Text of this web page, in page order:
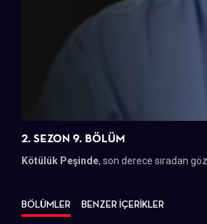
2. SEZON 9. BÖLÜM
Kötülük Peşinde, son derece sıradan
BÖLÜMLER
BENZER İÇERİKLER